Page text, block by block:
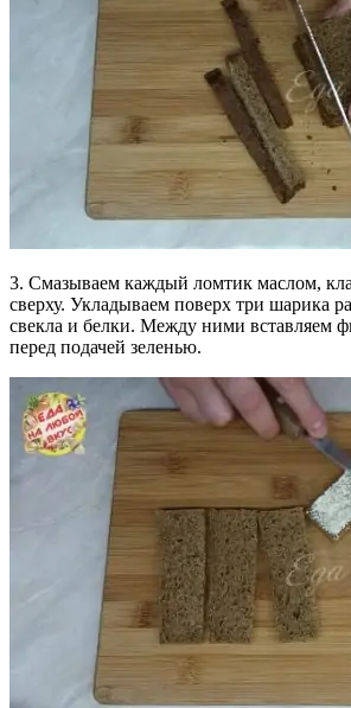
3. Смазываем каждый ломтик маслом,
сверху. Укладываем поверх три шарика
свекла и белки. Между ними вставляем
перед подачей зеленью.